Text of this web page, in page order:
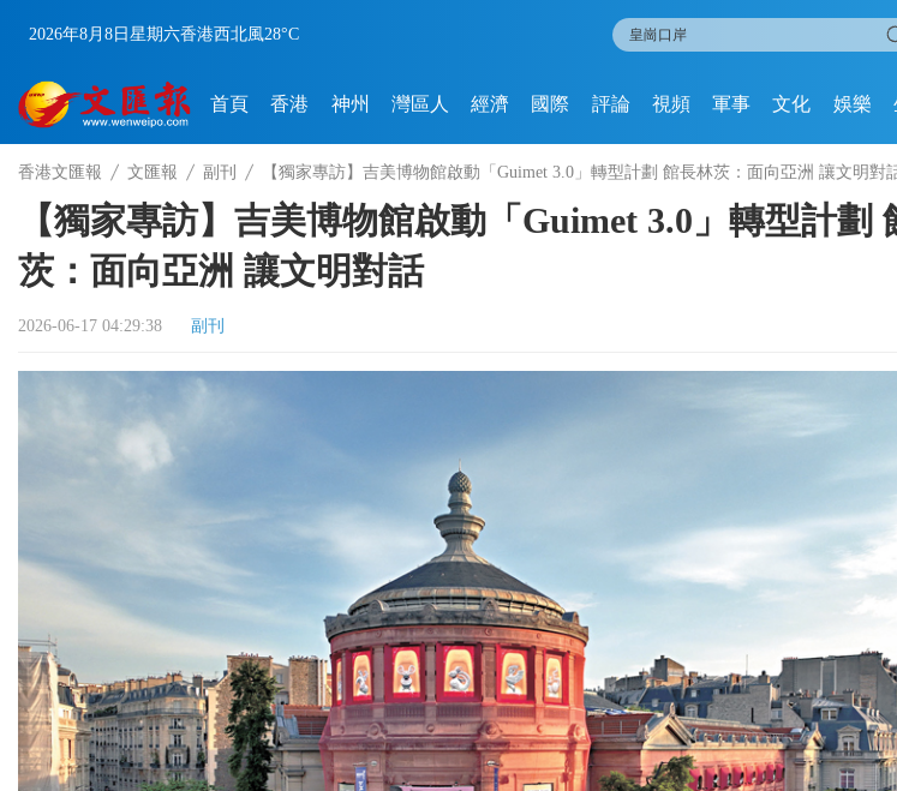
2026年8月8日 星期六香港西北風28°C
首頁 香港 神州 灣區人 經濟 國際 評論 視頻 軍事 文化 娛樂
香港文匯報 文匯報 副刊 【獨家專訪】吉美博物館啟動「Guimet 3.0」轉型計劃 館長林茨：面向亞洲 讓文明對
【獨家專訪】吉美博物館啟動「Guimet 3.0」轉型計劃
茨：面向亞洲 讓文明對話
2026-06-17 04:29:38 副刊